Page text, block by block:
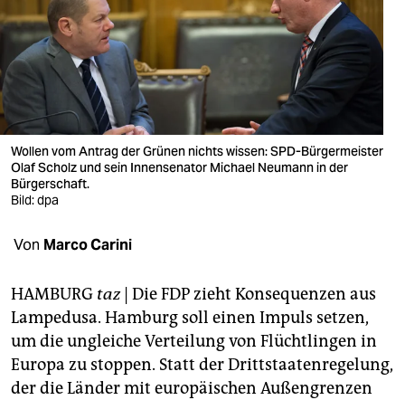
berlin
nord
wahrheit
verlag
verlag
veranstaltungen
shop
unterstützen
abo
genossenschaft
Wollen vom Antrag der Grünen nichts wissen: SPD-Bürgermeister
Olaf Scholz und sein Innensenator Michael Neumann in der
Bürgerschaft.
Bild: dpa
Von Marco Carini
HAMBURG taz| Die FDP zieht Konsequenzen aus
Lampedusa. Hamburg soll einen Impuls setzen,
um die ungleiche Verteilung von Flüchtlingen in
Europa zu stoppen. Statt der Drittstaatenregelung,
der die Länder mit europäischen Außengrenzen